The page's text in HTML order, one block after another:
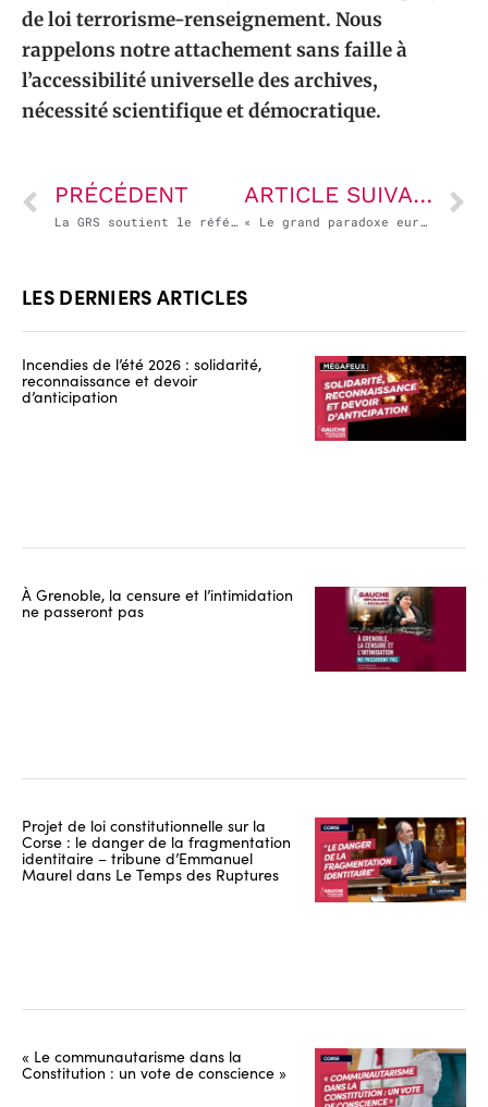
de loi terrorisme-renseignement. Nous
rappelons notre attachement sans faille à
l’accessibilité universelle des archives,
nécessité scientifique et démocratique.
PRÉCÉDENT
La GRS soutient le référendum d’initiative partagée (RIP) pour sauver l’hôpital public et appelle à la constitution de collectifs citoyens
ARTICLE SUIVANT
« Le grand paradoxe européen est que l’UE a pour valeur la démocratie, mais a grand mal à la faire fonctionner à l’échelle continentale » entretien avec David Cayla
LES DERNIERS ARTICLES
Incendies de l’été 2026 : solidarité,
reconnaissance et devoir
d’anticipation
À Grenoble, la censure et l’intimidation
ne passeront pas
Projet de loi constitutionnelle sur la
Corse : le danger de la fragmentation
identitaire – tribune d’Emmanuel
Maurel dans Le Temps des Ruptures
« Le communautarisme dans la
Constitution : un vote de conscience »